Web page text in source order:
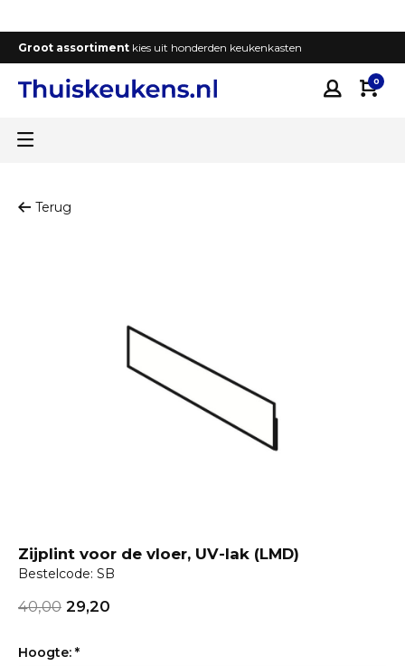
Groot assortiment kies uit honderden keukenkasten
0
Terug
Zijplint voor de vloer, UV-lak (LMD)
Bestelcode: SB
40,00 29,20
Hoogte: *